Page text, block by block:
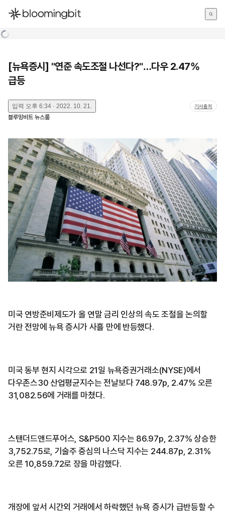
한국어
[뉴욕증시] "연준 속도조절 나선다?"…다우 2.47%
급등
입력 오후 6:34 · 2022. 10. 21. 기사출처
블루밍비트 뉴스룸
미국 연방준비제도가 올 연말 금리 인상의 속도 조절을 논의할
거란 전망에 뉴욕 증시가 사흘 만에 반등했다.
미국 동부 현지 시각으로 21일 뉴욕증권거래소(NYSE)에서
다우존스30 산업평균지수는 전날보다 748.97p, 2.47% 오른
31,082.56에 거래를 마쳤다.
스탠더드앤드푸어스, S&P500 지수는 86.97p, 2.37% 상승한
3,752.75로, 기술주 중심의 나스닥 지수는 244.87p, 2.31%
오른 10,859.72로 장을 마감했다.
개장에 앞서 시간외 거래에서 하락했던 뉴욕 증시가 급반등할 수